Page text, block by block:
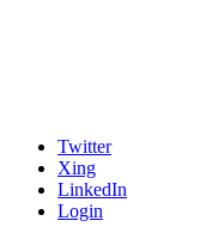
Twitter
Xing
LinkedIn
Login